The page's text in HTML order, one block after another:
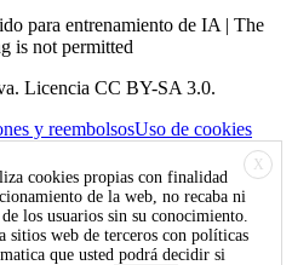
para entrenamiento de IA | The
is not permitted
Licencia CC BY-SA 3.0.
y reembolsosUso de cookies
X
cookies propias con finalidad
de la web, no recaba ni
los usuarios sin su conocimiento.
sitios web de terceros con políticas
que usted podrá decidir si